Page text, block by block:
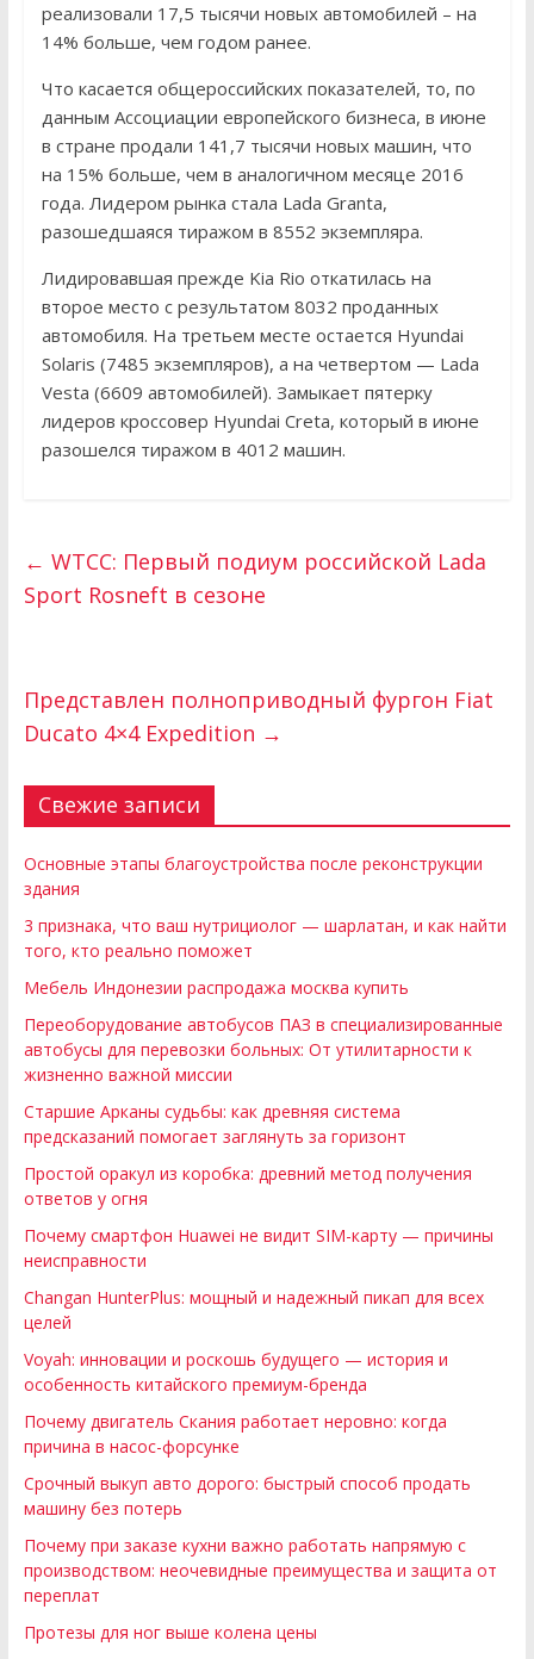
реализовали 17,5 тысячи новых автомобилей – на
14% больше, чем годом ранее.
Что касается общероссийских показателей, то, по
данным Ассоциации европейского бизнеса, в июне
в стране продали 141,7 тысячи новых машин, что
на 15% больше, чем в аналогичном месяце 2016
года. Лидером рынка стала Lada Granta,
разошедшаяся тиражом в 8552 экземпляра.
Лидировавшая прежде Kia Rio откатилась на
второе место с результатом 8032 проданных
автомобиля. На третьем месте остается Hyundai
Solaris (7485 экземпляров), а на четвертом — Lada
Vesta (6609 автомобилей). Замыкает пятерку
лидеров кроссовер Hyundai Creta, который в июне
разошелся тиражом в 4012 машин.
← WTCC: Первый подиум российской Lada
Sport Rosneft в сезоне
Представлен полноприводный фургон Fiat
Ducato 4×4 Expedition →
Свежие записи
Основные этапы благоустройства после реконструкции
здания
3 признака, что ваш нутрициолог — шарлатан, и как найти
того, кто реально поможет
Мебель Индонезии распродажа москва купить
Переоборудование автобусов ПАЗ в специализированные
автобусы для перевозки больных: От утилитарности к
жизненно важной миссии
Старшие Арканы судьбы: как древняя система
предсказаний помогает заглянуть за горизонт
Простой оракул из коробка: древний метод получения
ответов у огня
Почему смартфон Huawei не видит SIM-карту — причины
неисправности
Changan HunterPlus: мощный и надежный пикап для всех
целей
Voyah: инновации и роскошь будущего — история и
особенность китайского премиум-бренда
Почему двигатель Скания работает неровно: когда
причина в насос-форсунке
Срочный выкуп авто дорого: быстрый способ продать
машину без потерь
Почему при заказе кухни важно работать напрямую с
производством: неочевидные преимущества и защита от
переплат
Протезы для ног выше колена цены